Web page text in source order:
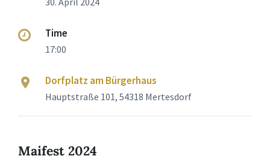
Time
17:00
Dorfplatz am Bürgerhaus
Hauptstraße 101, 54318 Mertesdorf
Maifest 2024